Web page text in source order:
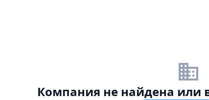
Компания не найдена или